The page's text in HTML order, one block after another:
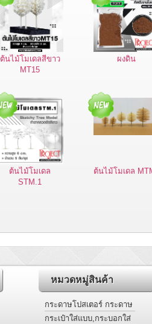
ต้นไม้โมเดลสีขาว
MT15
ผงดิน
ต้นไม้โมเดล
STM.1
ต้นไม้โมเดล
หมวดหมู่สินค้า
กระดาษโปสเตอร์ กระดาษ
การ์ดหอม แผ่นอะครีลิคสี
กระเป๋าใส่แบบ,กระบอกใส่